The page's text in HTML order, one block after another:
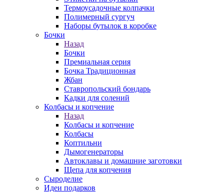
Термоусадочные колпачки
Полимерный сургуч
Наборы бутылок в коробке
Бочки
Назад
Бочки
Премиальная серия
Бочка Традиционная
Жбан
Ставропольский бондарь
Кадки для солений
Колбасы и копчение
Назад
Колбасы и копчение
Колбасы
Коптильни
Дымогенераторы
Автоклавы и домашние заготовки
Щепа для копчения
Сыроделие
Идеи подарков